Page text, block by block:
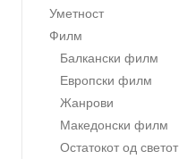
Уметност
Филм
Балкански филм
Европски филм
Жанрови
Македонски филм
Остатокот од светот